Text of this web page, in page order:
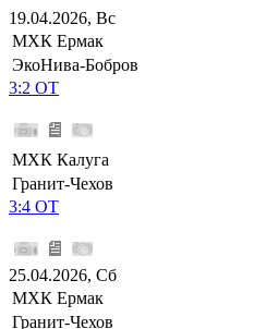
19.04.2026, Вс
МХК Ермак
ЭкоНива-Бобров
3:2 ОТ
МХК Калуга
Гранит-Чехов
3:4 ОТ
25.04.2026, Сб
МХК Ермак
Гранит-Чехов